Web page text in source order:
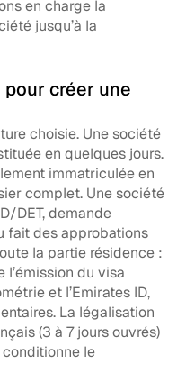
en charge la
jusqu’à la
créer une
choisie. Une société
en quelques jours.
immatriculée en
complet. Une société
DET, demande
fait des approbations
la partie résidence :
du visa
et l’Emirates ID,
La légalisation
(3 à 7 jours ouvrés)
le